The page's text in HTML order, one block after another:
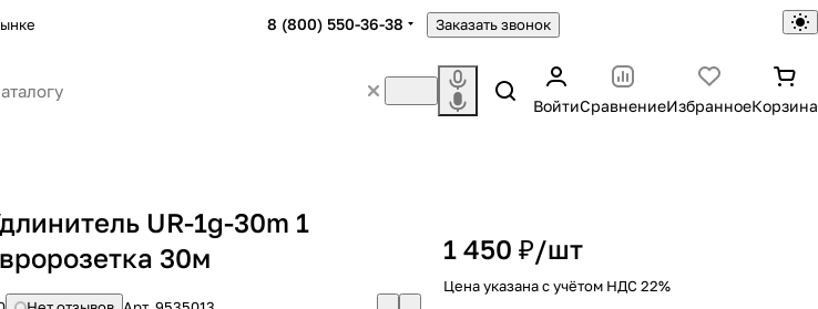
8 (800) 550-36-38 Заказать звонок
ВойтиСравнениеИзбранноеКорзина
UR-1g-30m 1
30м
1 450 ₽/шт
Цена указана с учётом НДС 22%